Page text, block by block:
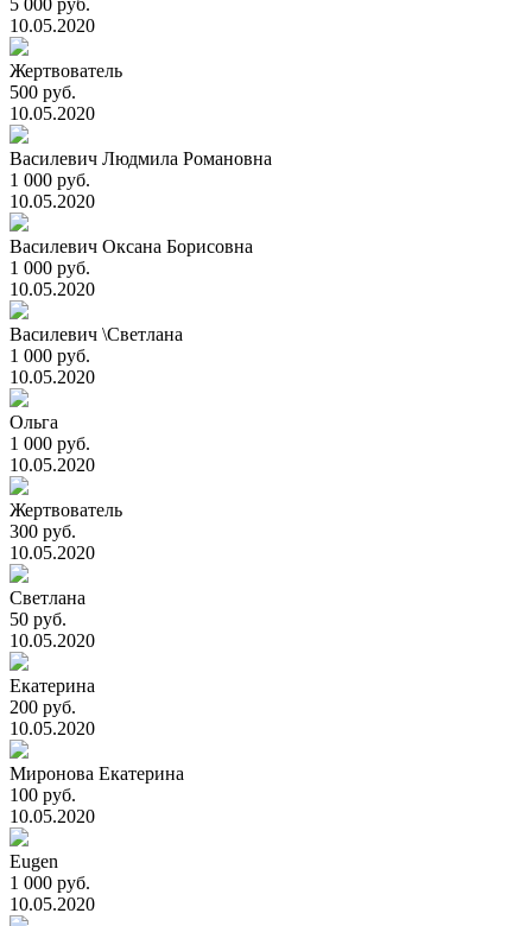
5 000 руб.
10.05.2020
Жертвователь
500 руб.
10.05.2020
Василевич Людмила Романовна
1 000 руб.
10.05.2020
Василевич Оксана Борисовна
1 000 руб.
10.05.2020
Василевич \Светлана
1 000 руб.
10.05.2020
Ольга
1 000 руб.
10.05.2020
Жертвователь
300 руб.
10.05.2020
Светлана
50 руб.
10.05.2020
Екатерина
200 руб.
10.05.2020
Миронова Екатерина
100 руб.
10.05.2020
Eugen
1 000 руб.
10.05.2020